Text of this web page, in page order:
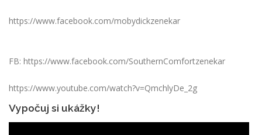
https://www.facebook.com/mobydickzenekar
FB: https://www.facebook.com/SouthernComfortzenekar
https://www.youtube.com/watch?v=QmchlyDe_2g
Vypočuj si ukážky!